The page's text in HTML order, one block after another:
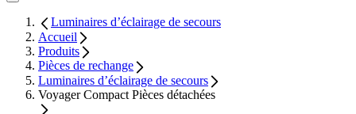
Luminaires d’éclairage de secours
Accueil
Produits
Pièces de rechange
Luminaires d’éclairage de secours
Voyager Compact Pièces détachées